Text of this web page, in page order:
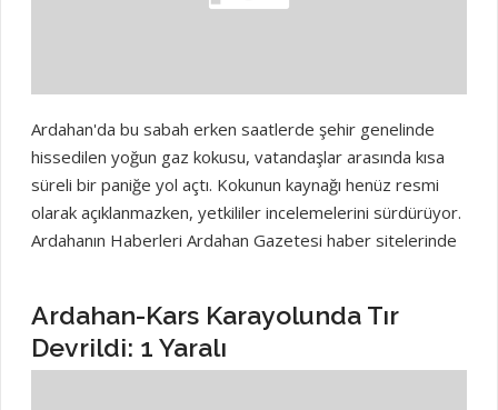
yaşattığımız, çocuklarımıza miras bırakacağımız kıymetli
Ardahan'da bu sabah erken saatlerde şehir genelinde
hissedilen yoğun gaz kokusu, vatandaşlar arasında kısa
süreli bir paniğe yol açtı. Kokunun kaynağı henüz resmi
olarak açıklanmazken, yetkililer incelemelerini sürdürüyor.
Ardahanın Haberleri Ardahan Gazetesi haber sitelerinde
Ardahan-Kars Karayolunda Tır
Devrildi: 1 Yaralı